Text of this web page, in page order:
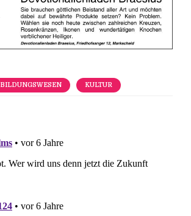
BILDUNGSWESEN KULTUR